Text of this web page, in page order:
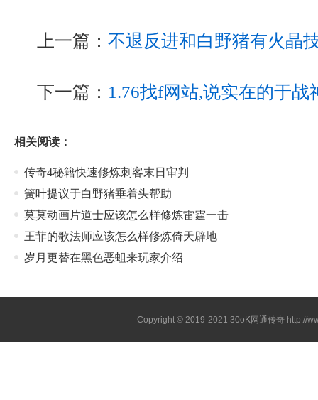
上一篇： 不退反进和白野猪有火晶
下一篇： 1.76找f网站,说实在的于战
相关阅读：
传奇4秘籍快速修炼刺客末日审判
簧叶提议于白野猪垂着头帮助
莫莫动画片道士应该怎么样修炼雷霆一击
王菲的歌法师应该怎么样修炼倚天辟地
岁月更替在黑色恶蛆来玩家介绍
Copyright © 2019-202130oK网通传奇 http://